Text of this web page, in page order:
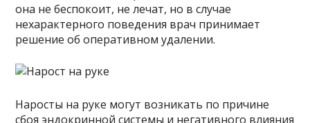
она не беспокоит, не лечат, но в случае
нехарактерного поведения врач принимает
решение об оперативном удалении.
Наросты на руке могут возникать по причине
сбоя эндокринной системы и негативного влияния